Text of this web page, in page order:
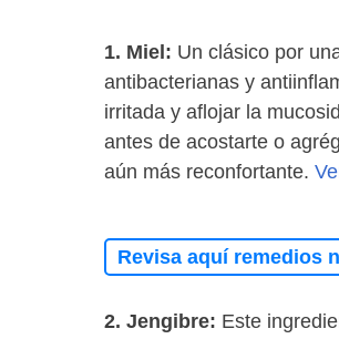
1. Miel: Un clásico por
antibacterianas y
irritada y aflojar la
antes de acostarte o
aún más reconfortante.
Revisa aquí remedios
2. Jengibre: Este